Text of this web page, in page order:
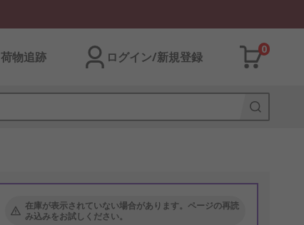
荷物追跡 ログイン/新規登録
0
在庫が表示されていない場合があります。ページの再読
み込みをお試しください。